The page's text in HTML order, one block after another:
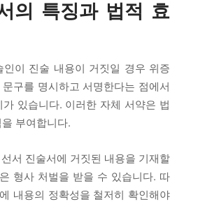
의 특징과 법적 효
인이 진술 내용이 거짓일 경우 위증
구를 명시하고 서명한다는 점에서
있습니다. 이러한 자체 서약은 법
부여합니다.
서 진술서에 거짓된 내용을 기재할
형사 처벌을 받을 수 있습니다. 따
내용의 정확성을 철저히 확인해야